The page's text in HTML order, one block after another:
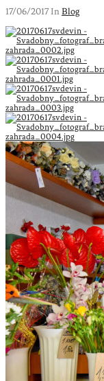
17/06/2017 In Blog